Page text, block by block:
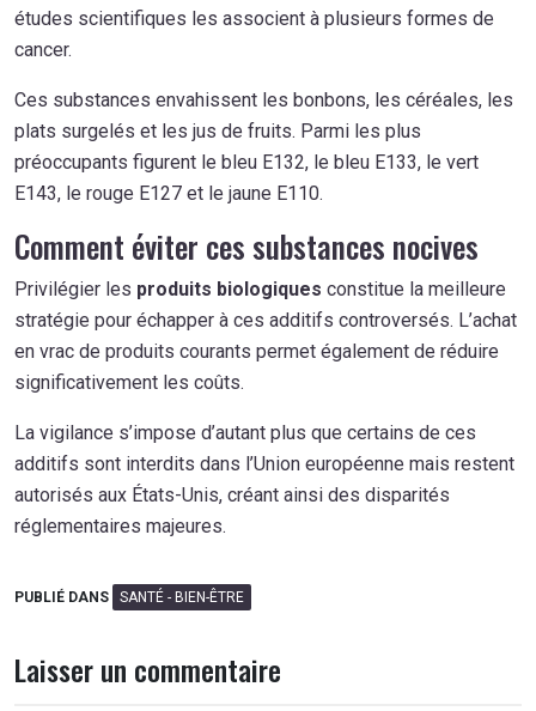
études scientifiques les associent à plusieurs formes de
cancer.
Ces substances envahissent les bonbons, les céréales, les
plats surgelés et les jus de fruits. Parmi les plus
préoccupants figurent le bleu E132, le bleu E133, le vert
E143, le rouge E127 et le jaune E110.
Comment éviter ces substances nocives
Privilégier les produits biologiques constitue la meilleure
stratégie pour échapper à ces additifs controversés. L’achat
en vrac de produits courants permet également de réduire
significativement les coûts.
La vigilance s’impose d’autant plus que certains de ces
additifs sont interdits dans l’Union européenne mais restent
autorisés aux États-Unis, créant ainsi des disparités
réglementaires majeures.
PUBLIÉ DANS SANTÉ - BIEN-ÊTRE
Laisser un commentaire